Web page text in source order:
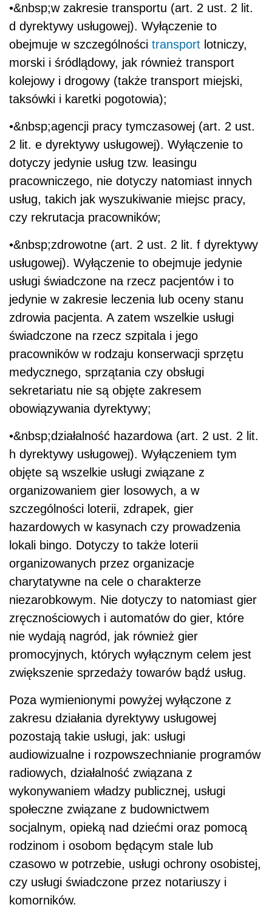
•&nbsp;w zakresie transportu (art. 2 ust. 2 lit.
d dyrektywy usługowej). Wyłączenie to
obejmuje w szczególności transport lotniczy,
morski i śródlądowy, jak również transport
kolejowy i drogowy (także transport miejski,
taksówki i karetki pogotowia);
•&nbsp;agencji pracy tymczasowej (art. 2 ust.
2 lit. e dyrektywy usługowej). Wyłączenie to
dotyczy jedynie usług tzw. leasingu
pracowniczego, nie dotyczy natomiast innych
usług, takich jak wyszukiwanie miejsc pracy,
czy rekrutacja pracowników;
•&nbsp;zdrowotne (art. 2 ust. 2 lit. f dyrektywy
usługowej). Wyłączenie to obejmuje jedynie
usługi świadczone na rzecz pacjentów i to
jedynie w zakresie leczenia lub oceny stanu
zdrowia pacjenta. A zatem wszelkie usługi
świadczone na rzecz szpitala i jego
pracowników w rodzaju konserwacji sprzętu
medycznego, sprzątania czy obsługi
sekretariatu nie są objęte zakresem
obowiązywania dyrektywy;
•&nbsp;działalność hazardowa (art. 2 ust. 2 lit.
h dyrektywy usługowej). Wyłączeniem tym
objęte są wszelkie usługi związane z
organizowaniem gier losowych, a w
szczególności loterii, zdrapek, gier
hazardowych w kasynach czy prowadzenia
lokali bingo. Dotyczy to także loterii
organizowanych przez organizacje
charytatywne na cele o charakterze
niezarobkowym. Nie dotyczy to natomiast gier
zręcznościowych i automatów do gier, które
nie wydają nagród, jak również gier
promocyjnych, których wyłącznym celem jest
zwiększenie sprzedaży towarów bądź usług.
Poza wymienionymi powyżej wyłączone z
zakresu działania dyrektywy usługowej
pozostają takie usługi, jak: usługi
audiowizualne i rozpowszechnianie programów
radiowych, działalność związana z
wykonywaniem władzy publicznej, usługi
społeczne związane z budownictwem
socjalnym, opieką nad dziećmi oraz pomocą
rodzinom i osobom będącym stale lub
czasowo w potrzebie, usługi ochrony osobistej,
czy usługi świadczone przez notariuszy i
komorników.